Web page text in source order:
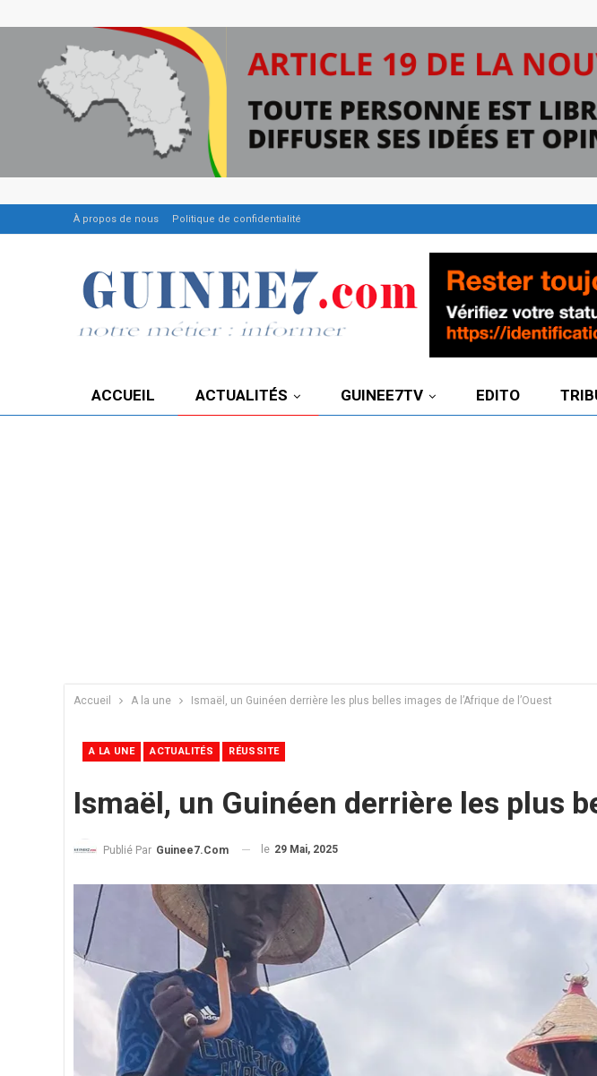
À propos de nous Politique de confidentialité
ACCUEIL ACTUALITÉS GUINEE7TV EDITO
Accueil A la une Ismaël, un Guinéen derrière les plus belles images de l’Afrique de l’Ouest
A LA UNE ACTUALITÉS RÉUSSITE
Ismaël, un Guinéen derrière les plus
Publié Par Guinee7.com le 29 Mai, 2025